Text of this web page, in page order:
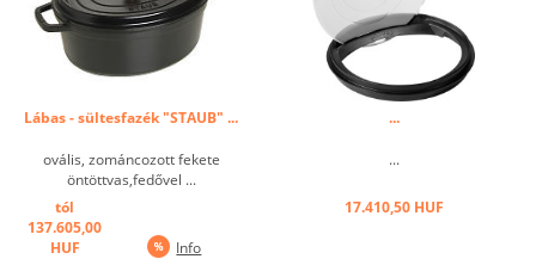
Lábas - sültesfazék "STAUB" ...
ovális, zománcozott fekete
öntöttvas,fedővel ...
tól
137.605,00
HUF
Info
...
...
17.410,50 HUF